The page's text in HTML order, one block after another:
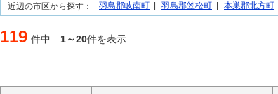
近辺の市区から探す： 羽島郡岐南町 | 羽島郡笠松町 | 本巣郡北方町
119 件中 1～20件を表示